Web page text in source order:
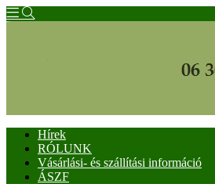
Hírek
RÓLUNK
Vásárlási- és szállítási információ
ÁSZF